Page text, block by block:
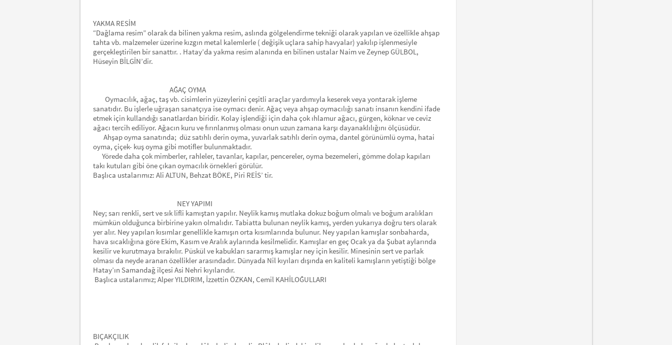
YAKMA RESİM
“Dağlama resim” olarak da bilinen yakma resim, aslında gölgelendirme tekniği olarak yapılan ve özellikle ahşap
tahta vb. malzemeler üzerine kızgın metal kalemlerle ( değişik uçlara sahip havyalar) yakılıp işlenmesiyle
gerçekleştirilen bir sanattır. . Hatay’da yakma resim alanında en bilinen ustalar Naim ve Zeynep GÜLBOL,
Hüseyin BİLGİN’dir.
AĞAÇ OYMA
Oymacılık, ağaç, taş vb. cisimlerin yüzeylerini çeşitli araçlar yardımıyla keserek veya yontarak işleme
sanatıdır. Bu işlerle uğraşan sanatçıya ise oymacı denir. Ağaç veya ahşap oymacılığı sanatı insanın kendini ifade
etmek için kullandığı sanatlardan biridir. Kolay işlendiği için daha çok ıhlamur ağacı, gürgen, köknar ve ceviz
ağacı tercih ediliyor. Ağacın kuru ve fırınlanmış olması onun uzun zamana karşı dayanaklılığını ölçüsüdür.
Ahşap oyma sanatında; düz satıhlı derin oyma, yuvarlak satıhlı derin oyma, dantel görünümlü oyma, hatai
oyma, çiçek- kuş oyma gibi motifler bulunmaktadır.
Yörede daha çok mimberler, rahleler, tavanlar, kapılar, pencereler, oyma bezemeleri, gömme dolap kapıları
takı kutuları gibi öne çıkan oymacılık örnekleri görülür.
Başlıca ustalarımız: Ali ALTUN, Behzat BÖKE, Piri REİS’ tir.
NEY YAPIMI
Ney; sarı renkli, sert ve sık lifli kamıştan yapılır. Neylik kamış mutlaka dokuz boğum olmalı ve boğum aralıkları
mümkün olduğunca birbirine yakın olmalıdır. Tabiatta bulunan neylik kamış, yerden yukarıya doğru ters olarak
yer alır. Ney yapılan kısımlar genellikle kamışın orta kısımlarında bulunur. Ney yapılan kamışlar sonbaharda,
hava sıcaklığına göre Ekim, Kasım ve Aralık aylarında kesilmelidir. Kamışlar en geç Ocak ya da Şubat aylarında
kesilir ve kurutmaya bırakılır. Püskül ve kabukları sararmış kamışlar ney için kesilir. Minesinin sert ve parlak
olması da neyde aranan özellikler arasındadır. Dünyada Nil kıyıları dışında en kaliteli kamışların yetiştiği bölge
Hatay’ın Samandağ ilçesi Asi Nehri kıyılarıdır.
Başlıca ustalarımız; Alper YILDIRIM, İzzettin ÖZKAN, Cemil KAHİLOĞULLARI
BIÇAKÇILIK